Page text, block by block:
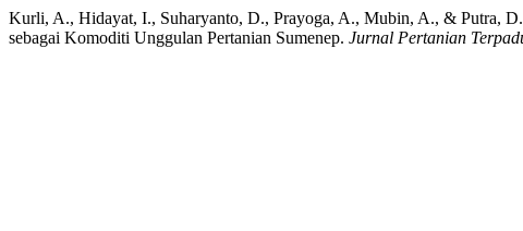
Kurli, A., Hidayat, I., Suharyanto, D., Prayoga, A., Mubin, A., & Putra,
sebagai Komoditi Unggulan Pertanian Sumenep. Jurnal Pertanian